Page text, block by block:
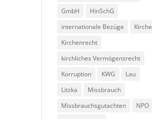
GmbH
HinSchG
internationale Bezüge
Kirche
Kirchenrecht
kirchliches Vermögensrecht
Korruption
KWG
Lau
Litzka
Missbrauch
Missbrauchsgutachten
NPO